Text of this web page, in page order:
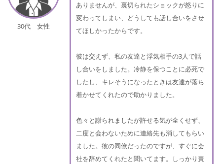
30代 女性
ありませんが、裏切られたショックが怒りに
変わってしまい、どうしても話し合いをさせ
てほしかったからです。
彼は交えず、私の友達と浮気相手の3人で話
し合いをしました。冷静を保つことに必死で
したし、キレそうになったときは友達が落ち
着かせてくれたので助かりました。
色々と謝られましたが許せる気が全くせず、
二度と会わないために連絡先も消してもらい
ました。彼の同僚だったのですが、すぐに会
社を辞めてくれたと聞いてます。しっかり責